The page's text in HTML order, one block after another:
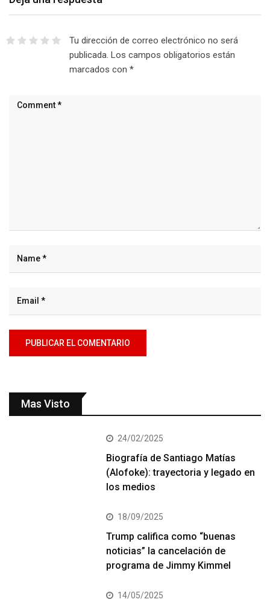
Tu dirección de correo electrónico no será
publicada. Los campos obligatorios están
marcados con *
Mas Visto
24/02/2025
Biografía de Santiago Matías
(Alofoke): trayectoria y legado en
los medios
18/09/2025
Trump califica como “buenas
noticias” la cancelación de
programa de Jimmy Kimmel
14/05/2025